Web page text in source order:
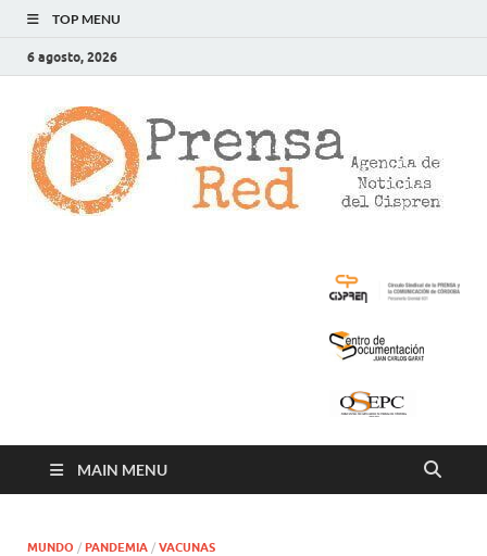
TOP MENU
6 agosto, 2026
MAIN MENU
MUNDO / PANDEMIA / VACUNAS